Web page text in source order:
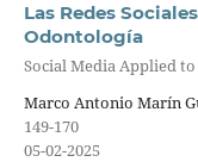
Las Redes
Odontología
Social Media Applied
Marco Antonio Marín
149-170
05-02-2025